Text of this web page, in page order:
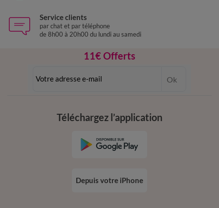
Service clients
par chat et par téléphone
de 8h00 à 20h00 du lundi au samedi
11€ Offerts
dès 20€ d’achat
Ok
Téléchargez l’application
Depuis votre iPhone